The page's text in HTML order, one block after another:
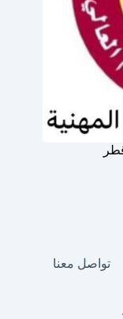
تواصل معنا